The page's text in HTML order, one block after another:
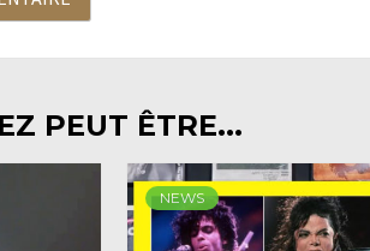
PEUT ÊTRE...
NEWS